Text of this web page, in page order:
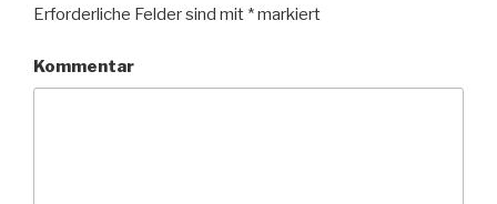
Erforderliche Felder sind mit *markiert
Kommentar